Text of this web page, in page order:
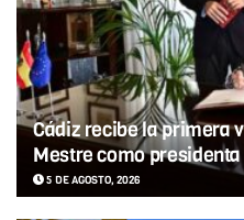
Cádiz recibe la primera
Mestre como
5 DE AGOSTO, 2026